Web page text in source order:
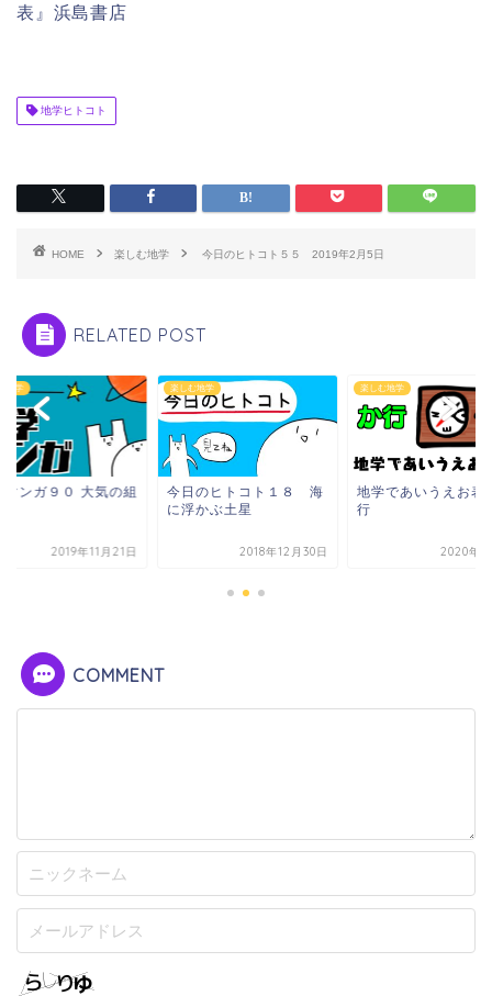
表』浜島書店
地学ヒトコト
HOME 楽しむ地学 今日のヒトコト５５ 2019年2月5日
RELATED POST
地学
マンガ９０ 大気の組
2019年11月21日
楽しむ地学
今日のヒトコト１８ 海
に浮かぶ土星
2018年12月30日
楽しむ地学
地学であいうえお
行
2020年5
COMMENT